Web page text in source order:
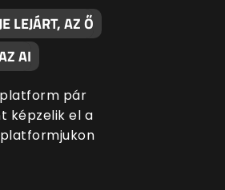
LEJÁRT, AZ Ő
AI
platform pár
képzelik el a